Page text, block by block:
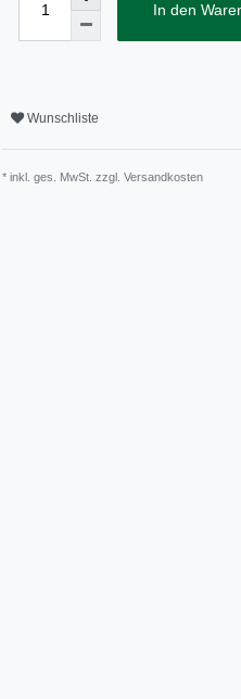
In den
Wunschliste
* inkl. ges. MwSt. zzgl. Versandkosten